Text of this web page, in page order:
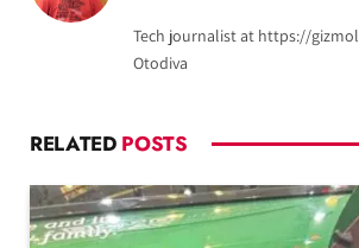
Tech journalist at https://
Otodiva
RELATED POSTS